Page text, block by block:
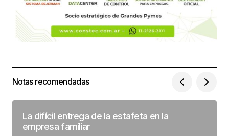
Notas recomendadas
La difícil entrega de la estafeta en la
empresa familiar